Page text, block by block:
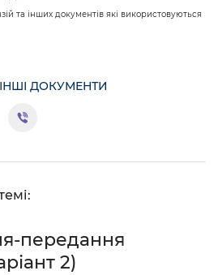
та інших документів які використовуються
ДОКУМЕНТИ
передання
2)